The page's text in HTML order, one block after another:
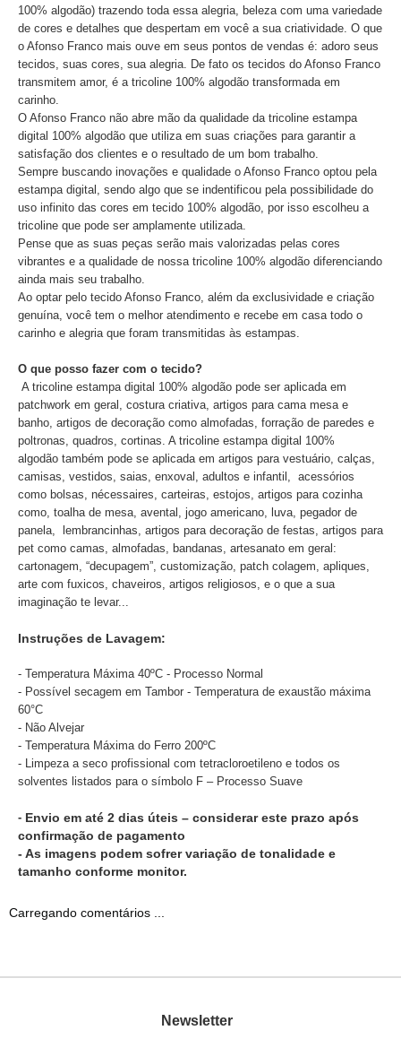
100% algodão) trazendo toda essa alegria, beleza com uma variedade
de cores e detalhes que despertam em você a sua criatividade. O que
o Afonso Franco mais ouve em seus pontos de vendas é: adoro seus
tecidos, suas cores, sua alegria. De fato os tecidos do Afonso Franco
transmitem amor, é a tricoline 100% algodão transformada em
carinho.
O Afonso Franco não abre mão da qualidade da tricoline estampa
digital 100% algodão que utiliza em suas criações para garantir a
satisfação dos clientes e o resultado de um bom trabalho.
Sempre buscando inovações e qualidade o Afonso Franco optou pela
estampa digital, sendo algo que se indentificou pela possibilidade do
uso infinito das cores em tecido 100% algodão, por isso escolheu a
tricoline que pode ser amplamente utilizada.
Pense que as suas peças serão mais valorizadas pelas cores
vibrantes e a qualidade de nossa tricoline 100% algodão diferenciando
ainda mais seu trabalho.
Ao optar pelo tecido Afonso Franco, além da exclusividade e criação
genuína, você tem o melhor atendimento e recebe em casa todo o
carinho e alegria que foram transmitidas às estampas.
O que posso fazer com o tecido?
A tricoline estampa digital 100% algodão pode ser aplicada em
patchwork em geral, costura criativa, artigos para cama mesa e
banho, artigos de decoração como almofadas, forração de paredes e
poltronas, quadros, cortinas. A tricoline estampa digital 100%
algodão também pode se aplicada em artigos para vestuário, calças,
camisas, vestidos, saias, enxoval, adultos e infantil, acessórios
como bolsas, nécessaires, carteiras, estojos, artigos para cozinha
como, toalha de mesa, avental, jogo americano, luva, pegador de
panela, lembrancinhas, artigos para decoração de festas, artigos para
pet como camas, almofadas, bandanas, artesanato em geral:
cartonagem, “decupagem”, customização, patch colagem, apliques,
arte com fuxicos, chaveiros, artigos religiosos, e o que a sua
imaginação te levar...
Instruções de Lavagem:
- Temperatura Máxima 40ºC - Processo Normal
- Possível secagem em Tambor - Temperatura de exaustão máxima
60°C
- Não Alvejar
- Temperatura Máxima do Ferro 200ºC
- Limpeza a seco profissional com tetracloroetileno e todos os
solventes listados para o símbolo F – Processo Suave
- Envio em até 2 dias úteis – considerar este prazo após
confirmação de pagamento
- As imagens podem sofrer variação de tonalidade e
tamanho conforme monitor.
Carregando comentários ...
Newsletter